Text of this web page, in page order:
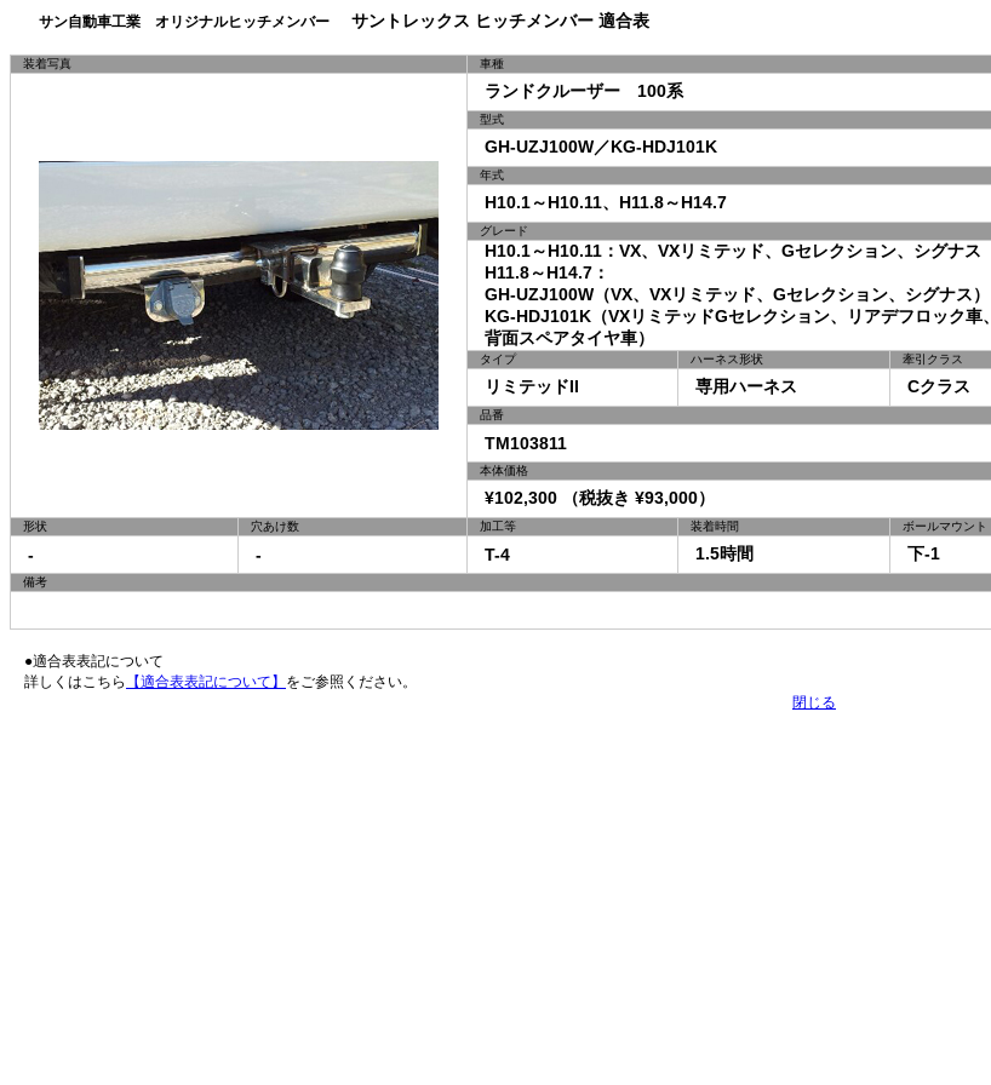
サン自動車工業 オリジナルヒッチメンバー サントレックス ヒッチメンバー 適合表
装着写真 車種
ランドクルーザー 100系
型式
GH-UZJ100W／KG-HDJ101K
年式
H10.1～H10.11、H11.8～H14.7
グレード
H10.1～H10.11：VX、VXリミテッド、Gセレクション、シグナス
H11.8～H14.7：
GH-UZJ100W（VX、VXリミテッド、Gセレクション、シグナス）
KG-HDJ101K（VXリミテッドGセレクション、リアデフロック車、
背面スペアタイヤ車）
タイプ ハーネス形状 牽引クラス
リミテッドII 専用ハーネス Cクラス
品番
TM103811
本体価格
¥102,300 （税抜き ¥93,000）
形状 穴あけ数 加工等 装着時間 ボールマウント
- - T-4 1.5時間 下-1
備考
●適合表表記について
詳しくはこちら
【適合表表記について】 をご参照ください。
閉じる